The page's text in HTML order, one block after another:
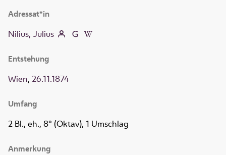
Adressat*in
Nilius, Julius
Entstehung
Wien, 26.11.1874
Umfang
2 Bl., eh., 8° (Oktav), 1 Umschlag
Anmerkung